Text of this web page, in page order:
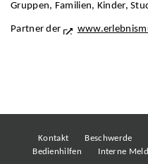
Gruppen, Familien, Kinder,
Partner der
Kontakt Beschwerde
Bedienhilfen
Interne